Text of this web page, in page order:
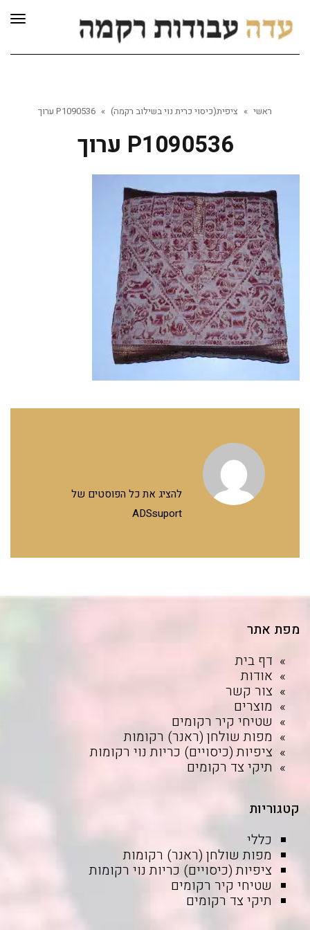
ראשי » ציפית(כיסוי כרית נוי בשילוב רקמה) » P1090536 ערוך
P1090536 ערוך
להציג את כל הפוסטים של
ADSsuport
מפת אתר
דף בית
אודות
צור קשר
מוצרים
שטיחי קיר רקומים
מפות שולחן (ראנר) רקומות
ציפיות (כיסויים) כריות נוי רקומות
תיקי צד רקומים
קטגוריות
כללי
מפות שולחן (ראנר) רקומות
ציפיות (כיסויים) כריות נוי רקומות
שטיחי קיר רקומים
תיקי צד רקומים